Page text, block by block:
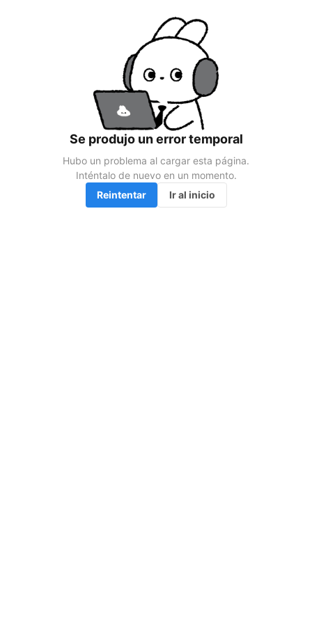
Se produjo un error temporal
Hubo un problema al cargar esta página.
Inténtalo de nuevo en un momento.
Reintentar
Ir al inicio